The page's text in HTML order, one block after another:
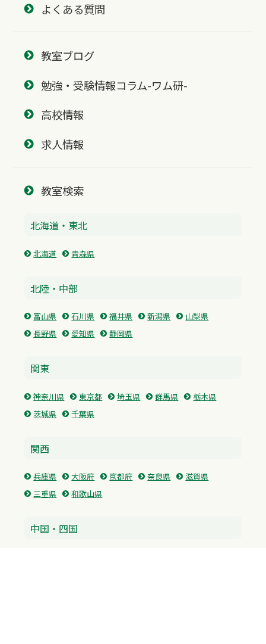
よくある質問
教室ブログ
勉強・受験情報コラム-ワム研-
高校情報
求人情報
教室検索
北海道・東北
北海道 青森県
北陸・中部
富山県 石川県 福井県 新潟県
山梨県
長野県
愛知県 静岡県
関東
神奈川県 東京都 埼玉県 群馬県
栃木県
茨城県
千葉県
関西
兵庫県 大阪府 京都府 奈良県
滋賀県
三重県
和歌山県
中国・四国